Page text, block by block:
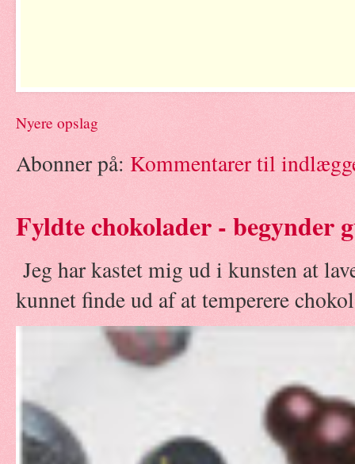
Nyere opslag
Abonner på: Kommentarer til
Fyldte chokolader - begynder
Jeg har kastet mig ud i kunsten at
kunnet finde ud af at temperere